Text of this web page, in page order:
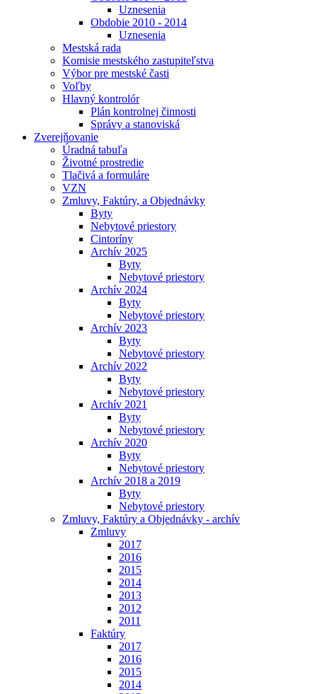
Uznesenia
Obdobie 2010 - 2014
Uznesenia
Mestská rada
Komisie mestského zastupiteľstva
Výbor pre mestské časti
Voľby
Hlavný kontrolór
Plán kontrolnej činnosti
Správy a stanoviská
Zverejňovanie
Úradná tabuľa
Životné prostredie
Tlačivá a formuláre
VZN
Zmluvy, Faktúry, a Objednávky
Byty
Nebytové priestory
Cintoríny
Archív 2025
Byty
Nebytové priestory
Archív 2024
Byty
Nebytové priestory
Archív 2023
Byty
Nebytové priestory
Archív 2022
Byty
Nebytové priestory
Archív 2021
Byty
Nebytové priestory
Archív 2020
Byty
Nebytové priestory
Archív 2018 a 2019
Byty
Nebytové priestory
Zmluvy, Faktúry a Objednávky - archív
Zmluvy
2017
2016
2015
2014
2013
2012
2011
Faktúry
2017
2016
2015
2014